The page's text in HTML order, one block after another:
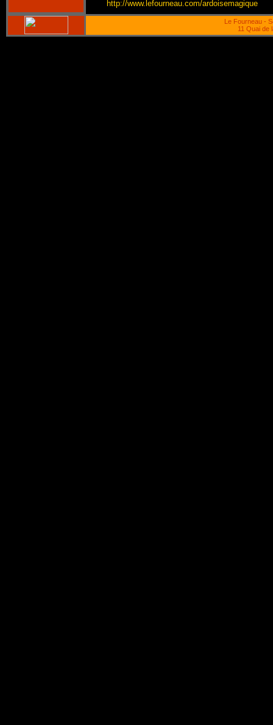
http://www.lefourneau.com/ardoisemagique
Le Fourneau -
11 Quai de